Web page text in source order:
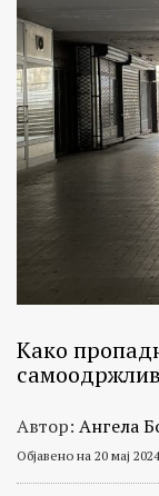
Како
Автор: Ангела
Објавено на 20 мај